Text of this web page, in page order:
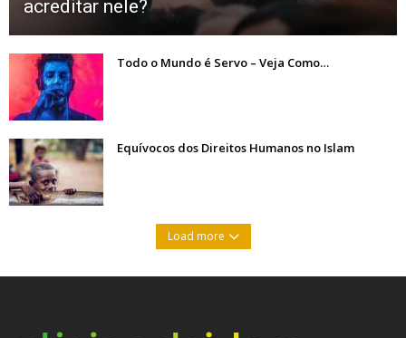
acreditar nele?
Todo o Mundo é Servo – Veja Como…
Equívocos dos Direitos Humanos no Islam
Load more